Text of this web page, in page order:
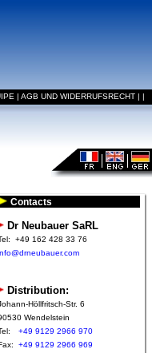
| AGB UND WIDERRUFSRECHT | |
Contacts
Dr Neubauer SaRL
+49 162 428 33 76
Distribution:
Höllfritsch-Str. 6
Wendelstein
+49 9129 2966 970
+49 9129 2966 969